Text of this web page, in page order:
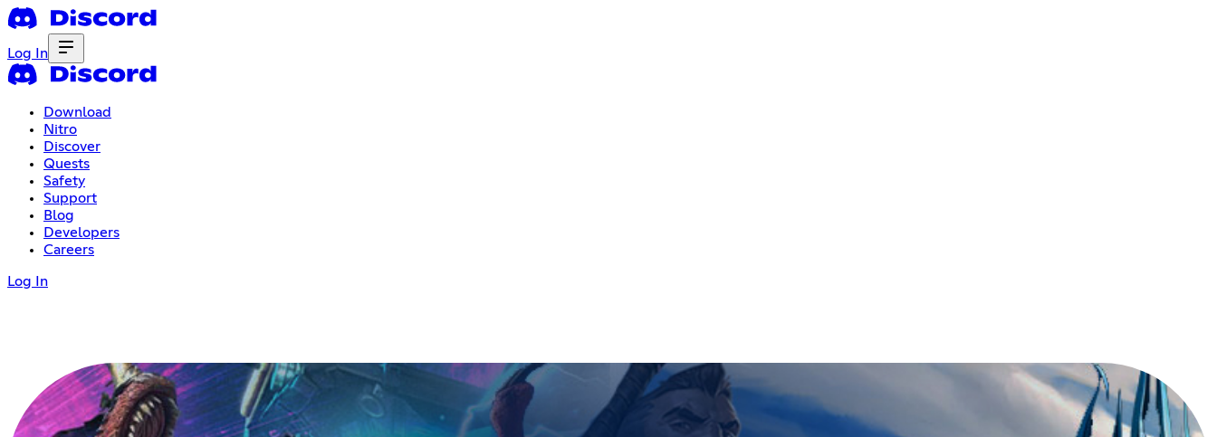
Log In
Download
Nitro
Discover
Quests
Safety
Support
Blog
Developers
Careers
Log In